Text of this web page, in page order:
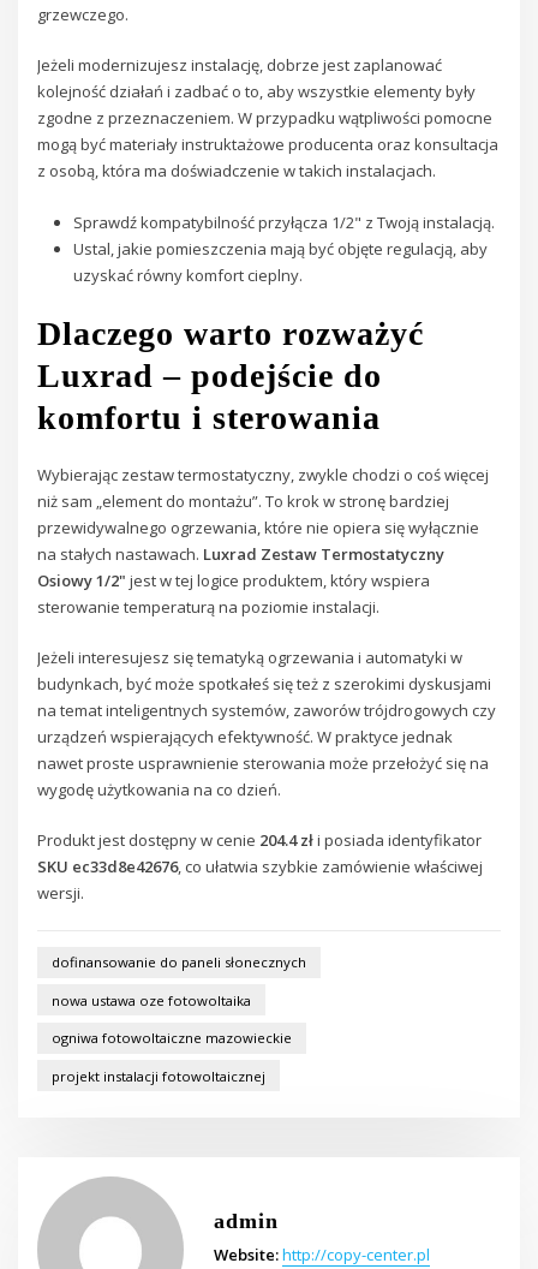
grzewczego.
Jeżeli modernizujesz instalację, dobrze jest zaplanować
kolejność działań i zadbać o to, aby wszystkie elementy były
zgodne z przeznaczeniem. W przypadku wątpliwości pomocne
mogą być materiały instruktażowe producenta oraz konsultacja
z osobą, która ma doświadczenie w takich instalacjach.
Sprawdź kompatybilność przyłącza 1/2" z Twoją instalacją.
Ustal, jakie pomieszczenia mają być objęte regulacją, aby
uzyskać równy komfort cieplny.
Dlaczego warto rozważyć
Luxrad – podejście do
komfortu i sterowania
Wybierając zestaw termostatyczny, zwykle chodzi o coś więcej
niż sam „element do montażu”. To krok w stronę bardziej
przewidywalnego ogrzewania, które nie opiera się wyłącznie
na stałych nastawach. Luxrad Zestaw Termostatyczny
Osiowy 1/2" jest w tej logice produktem, który wspiera
sterowanie temperaturą na poziomie instalacji.
Jeżeli interesujesz się tematyką ogrzewania i automatyki w
budynkach, być może spotkałeś się też z szerokimi dyskusjami
na temat inteligentnych systemów, zaworów trójdrogowych czy
urządzeń wspierających efektywność. W praktyce jednak
nawet proste usprawnienie sterowania może przełożyć się na
wygodę użytkowania na co dzień.
Produkt jest dostępny w cenie 204.4 złi posiada identyfikator
SKU ec33d8e42676, co ułatwia szybkie zamówienie właściwej
wersji.
dofinansowanie do paneli słonecznych
nowa ustawa oze fotowoltaika
ogniwa fotowoltaiczne mazowieckie
projekt instalacji fotowoltaicznej
admin
Website:http://copy-center.pl